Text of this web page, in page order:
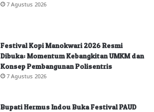
7 Agustus 2026
Festival Kopi Manokwari 2026 Resmi
Dibuka: Momentum Kebangkitan UMKM dan
Konsep Pembangunan Polisentris
7 Agustus 2026
Bupati Hermus Indou Buka Festival PAUD